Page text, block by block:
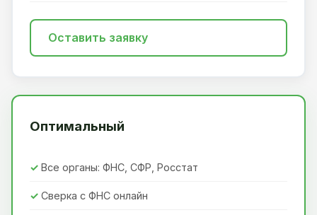
Оставить заявку
Оптимальный
Все органы: ФНС, СФР, Росстат
Сверка с ФНС онлайн